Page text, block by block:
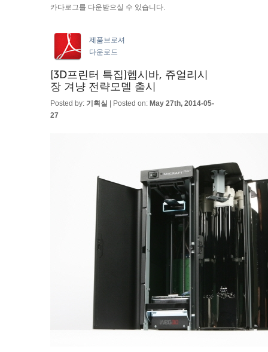
카다로그를 다운받으실 수 있습니다.
제품브로셔
다운로드
[3D프린터 특집]헵시바, 쥬얼리시
장 겨냥 전략모델 출시
Posted by: 기획실 | Posted on: May 27th, 2014-05-
27